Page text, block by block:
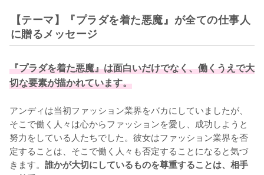
【テーマ】『プラダを着た悪魔』が全ての仕事人
に贈るメッセージ
『プラダを着た悪魔』は面白いだけでなく、働くうえで大
切な要素が描かれています。
アンディは当初ファッション業界をバカにしていましたが、
そこで働く人々は心からファッションを愛し、成功しようと
努力をしている人たちでした。彼女はファッション業界を否
定することは、そこで働く人々も否定することになると気づ
きます。 誰かが大切にしているものを尊重することは、相手